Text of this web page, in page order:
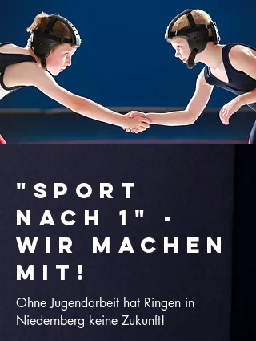
"Sport
nach 1" -
Wir machen
mit!
Ohne Jugendarbeit hat Ringen in
Niedernberg keine Zukunft!